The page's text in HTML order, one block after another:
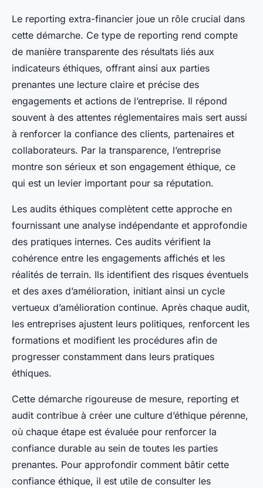
Le reporting extra-financier joue un rôle crucial dans
cette démarche. Ce type de reporting rend compte
de manière transparente des résultats liés aux
indicateurs éthiques, offrant ainsi aux parties
prenantes une lecture claire et précise des
engagements et actions de l’entreprise. Il répond
souvent à des attentes réglementaires mais sert aussi
à renforcer la confiance des clients, partenaires et
collaborateurs. Par la transparence, l’entreprise
montre son sérieux et son engagement éthique, ce
qui est un levier important pour sa réputation.
Les audits éthiques complètent cette approche en
fournissant une analyse indépendante et approfondie
des pratiques internes. Ces audits vérifient la
cohérence entre les engagements affichés et les
réalités de terrain. Ils identifient des risques éventuels
et des axes d’amélioration, initiant ainsi un cycle
vertueux d’amélioration continue. Après chaque audit,
les entreprises ajustent leurs politiques, renforcent les
formations et modifient les procédures afin de
progresser constamment dans leurs pratiques
éthiques.
Cette démarche rigoureuse de mesure, reporting et
audit contribue à créer une culture d’éthique pérenne,
où chaque étape est évaluée pour renforcer la
confiance durable au sein de toutes les parties
prenantes. Pour approfondir comment bâtir cette
confiance éthique, il est utile de consulter les